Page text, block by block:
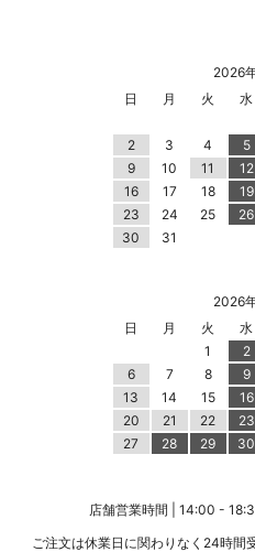
2026
日
月 火 水
2
3 4 5
9
10 11 12
16
17 18 19
23
24 25 26
30
31
2026
日
月 火 水
1
2
6
7 8 9
13
14 15 16
20
21 22 23
27
28 29 30
店舗営業時間 | 14:00 -
ご注文は休業日に関わりなく24時間